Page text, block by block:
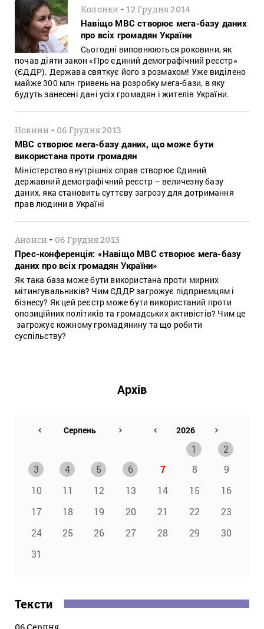
Колонки -12 Грудня 2014
Навіщо МВС створює мега-базу даних
про всіх громадян України
Сьогодні виповнюються роковини, як
почав діяти закон «Про єдиний демографічний реєстр»
(ЄДДР). Держава святкує його з розмахом! Уже виділено
майже 300 млн гривень на розробку мега-бази, в яку
будуть занесені дані усіх громадян і жителів України.
Новини - 06 Грудня 2013
МВС створює мега-базу даних, що може бути
використана проти громадян
Міністерство внутрішніх справ створює Єдиний
державний демографічний реєстр – величезну базу
даних, яка становить суттєву загрозу для дотримання
прав людини в Україні
Анонси - 06 Грудня 2013
Прес-конференція: «Навіщо МВС створює мега-базу
даних про всіх громадян України»
Як така база може бути використана проти мирних
мітингувальників? Чим ЄДДР загрожує підприємцям і
бізнесу? Як цей реєстр може бути використаний проти
опозиційних політиків та громадських активістів? Чим це
загрожує кожному громадянину та що робити
суспільству?
Архів
1
2
3
4 5 6 7 8
9
10
11 12 13 14 15
16
17
18 19 20 21 22
23
24
25 26 27 28 29
30
31
Тексти